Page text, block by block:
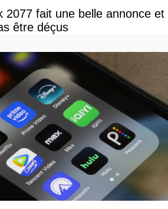
2077 fait une belle annonce et
être déçus